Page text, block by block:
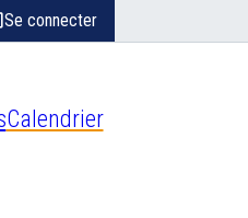
Se connecter
Calendrier